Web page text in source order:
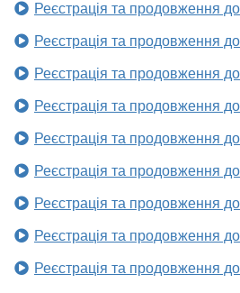
Реєстрація та продовження
Реєстрація та продовження
Реєстрація та продовження
Реєстрація та продовження
Реєстрація та продовження
Реєстрація та продовження
Реєстрація та продовження
Реєстрація та продовження
Реєстрація та продовження